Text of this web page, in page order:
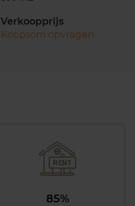
Verkoopprijs
Koopsom opvragen
85%